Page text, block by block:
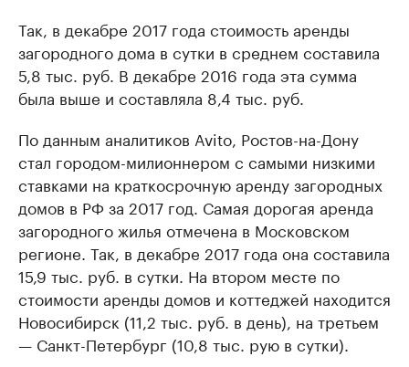
Так, в декабре 2017 года стоимость аренды
загородного дома в сутки в среднем составила
5,8 тыс. руб. В декабре 2016 года эта сумма
была выше и составляла 8,4 тыс. руб.
По данным аналитиков Avito, Ростов-на-Дону
стал городом-милионнером с самыми низкими
ставками на краткосрочную аренду загородных
домов в РФ за 2017 год. Самая дорогая аренда
загородного жилья отмечена в Московском
регионе. Так, в декабре 2017 года она составила
15,9 тыс. руб. в сутки. На втором месте по
стоимости аренды домов и коттеджей находится
Новосибирск (11,2 тыс. руб. в день), на третьем
— Санкт-Петербург (10,8 тыс. рую в сутки).